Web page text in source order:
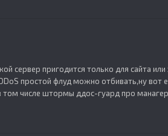
сервер пригодится только для сайта
простой флуд можно отбивать,ну вот
том числе штормы ддос-гуард про